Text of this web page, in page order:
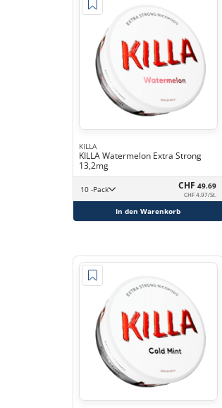
KILLA
KILLA Watermelon Extra Strong
13,2mg
10 -Pack CHF 49.69
CHF 4.97/St.
In den Warenkorb